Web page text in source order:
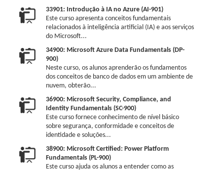
33901: Introdução à IA no Azure (AI-901)
Este curso apresenta conceitos fundamentais
relacionados à inteligência artificial (IA) e aos serviços
do Microsoft...
34900: Microsoft Azure Data Fundamentals (DP-
900)
Neste curso, os alunos aprenderão os fundamentos
dos conceitos de banco de dados em um ambiente de
nuvem, obterão...
36900: Microsoft Security, Compliance, and
Identity Fundamentals (SC-900)
Este curso fornece conhecimento de nível básico
sobre segurança, conformidade e conceitos de
identidade e soluções...
38900: Microsoft Certified: Power Platform
Fundamentals (PL-900)
Este curso ajuda os alunos a entender como as